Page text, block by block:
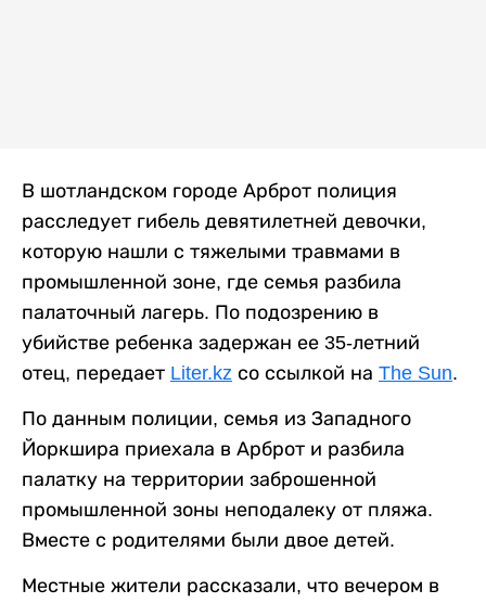
В шотландском городе Арброт полиция
расследует гибель девятилетней девочки,
которую нашли с тяжелыми травмами в
промышленной зоне, где семья разбила
палаточный лагерь. По подозрению в
убийстве ребенка задержан ее 35-летний
отец, передает Liter.kz со ссылкой на The Sun.
По данным полиции, семья из Западного
Йоркшира приехала в Арброт и разбила
палатку на территории заброшенной
промышленной зоны неподалеку от пляжа.
Вместе с родителями были двое детей.
Местные жители рассказали, что вечером в